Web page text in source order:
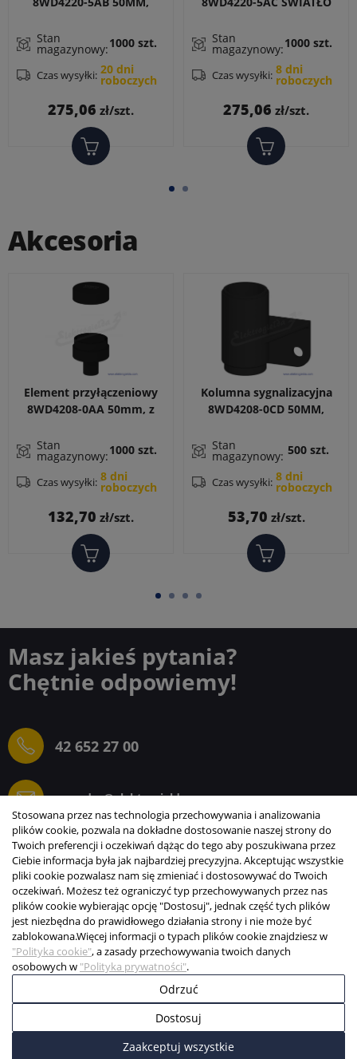
KOLOR CZERWONY, 24 V
AC/DC
Stan
magazynowy:1000 szt.
Czas wysyłki: 20 dni
roboczych
Cena
275,06 zł/szt.
ZIELONY, 24 V AC/DC
Stan
magazynowy:1000 szt.
Czas wysyłki: 8 dni
roboczych
Cena
275,06 zł/szt.
Akcesoria
Element przyłączeniowy
8WD4208-0AA 50mm, z
do montażu na rurze
Stan
magazynowy:1000 szt.
Czas wysyłki: 8 dni
roboczych
Cena
132,70 zł/szt.
Kolumna sygnalizacyjna
8WD4208-0CD 50MM,
ŚCIENNEGO, MONTAŻ
JEDNOSTRONNY
Stan
magazynowy: 500 szt.
Czas wysyłki: 8 dni
roboczych
53,70 zł/szt.
Masz jakieś pytania?
Chętnie odpowiemy!
42 652 27 00
sprzedaz@elektrogielda.com
ELEKTROGIEŁDA SZ.ŻACZKIEWICZ; M.KARLIŃSKI
SP.J.
INFORMACJE
STREFA KLIENTA
Stosowana przez nas technologia przechowywania i analizowania
plików cookie, pozwala na dokładne dostosowanie naszej strony do
Twoich preferencji i oczekiwań dążąc do tego aby poszukiwana przez
Ciebie informacja była jak najbardziej precyzyjna. Akceptując wszystkie
pliki cookie pozwalasz nam się zmieniać i dostosowywać do Twoich
oczekiwań. Możesz też ograniczyć typ przechowywanych przez nas
plików cookie wybierając opcję "Dostosuj", jednak część tych plików
jest niezbędna do prawidłowego działania strony i nie może być
zablokowana.Więcej informacji o typach plików cookie znajdziesz w
"Polityka cookie", a zasady przechowywania twoich danych
osobowych w "Polityka prywatności".
Odrzuć
Dostosuj
Zaakceptuj wszystkie
Copyright © 2003-2026 Elektrogiełda s.j.
Projekt i realizacja:BigCom